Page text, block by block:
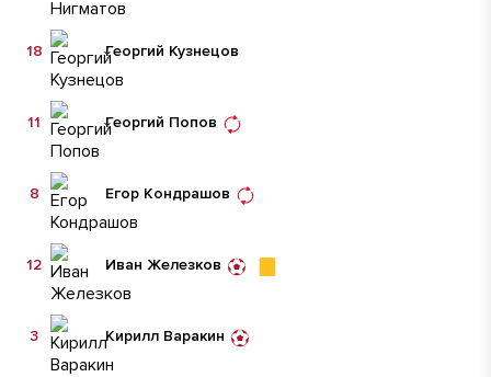
Георгий Кузнецов
18
Георгий Попов
11
Егор Кондрашов
8
Иван Железков
12
Кирилл Варакин
3